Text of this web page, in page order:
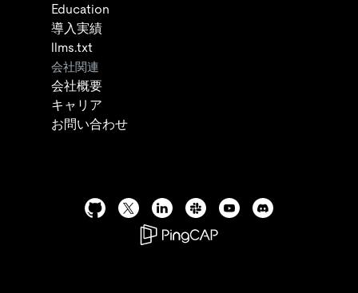
Education
導入実績
llms.txt
会社関連
会社概要
キャリア
お問い合わせ